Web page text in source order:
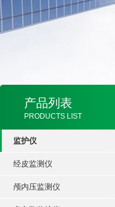
产品列表
PRODUCTS LIST
监护仪
经皮监测仪
颅内压监测仪